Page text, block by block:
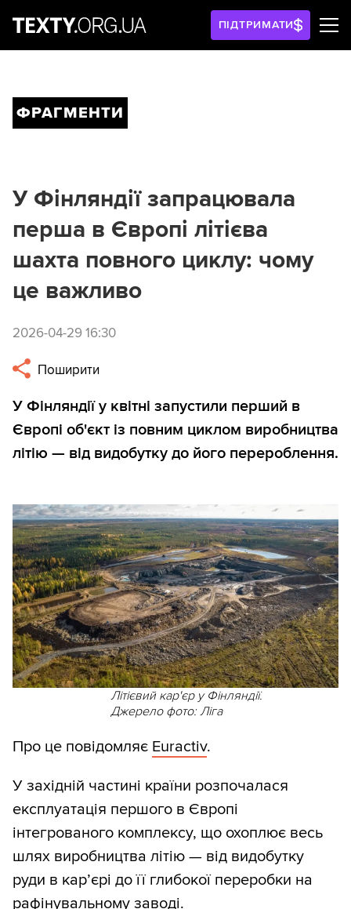
ПІДТРИМАТИ
ФРАГМЕНТИ
У Фінляндії запрацювала
перша в Європі літієва
шахта повного циклу: чому
це важливо
2026-04-29 16:30
Поширити
У Фінляндії у квітні запустили перший в
Європі об'єкт із повним циклом виробництва
літію — від видобутку до його перероблення.
Літієвий кар'єр у Фінляндії.
Джерело фото: Ліга
Про це повідомляє Euractiv.
У західній частині країни розпочалася
експлуатація першого в Європі
інтегрованого комплексу, що охоплює весь
шлях виробництва літію — від видобутку
руди в кар’єрі до її глибокої переробки на
рафінувальному заводі.